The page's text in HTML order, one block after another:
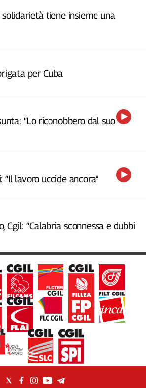
solidarietà tiene insieme una
per Cuba
“Lo riconobbero dal suo
“Il lavoro uccide ancora”
Cgil: “Calabria sconnessa e dubbi